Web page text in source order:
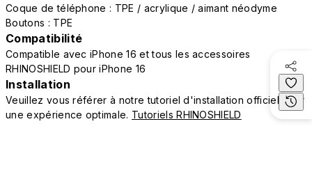
Coque de téléphone : TPE / acrylique / aimant néodyme
Boutons : TPE
Compatibilité
Compatible avec iPhone 16 et tous les accessoires
RHINOSHIELD pour iPhone 16
Installation
Veuillez vous référer à notre tutoriel d'installation officiel pour
une expérience optimale. Tutoriels RHINOSHIELD